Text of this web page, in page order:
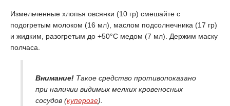
Измельченные хлопья овсянки (10 гр) смешайте с
подогретым молоком (16 мл), маслом подсолнечника (17 гр)
и жидким, разогретым до +50°С медом (7 мл). Держим маску
полчаса.
Внимание! Такое средство противопоказано
при наличии видимых мелких кровеносных
сосудов (куперозе).